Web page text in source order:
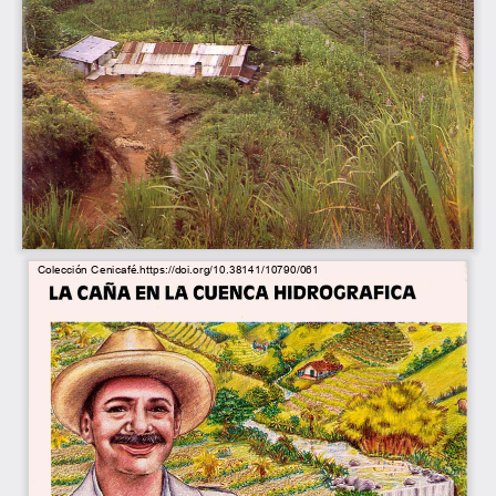
LA CAÑA EN LA CUENCA HIDROGRAFICA
Colección Cenicafé.https://doi.org/10.38141/10790/061